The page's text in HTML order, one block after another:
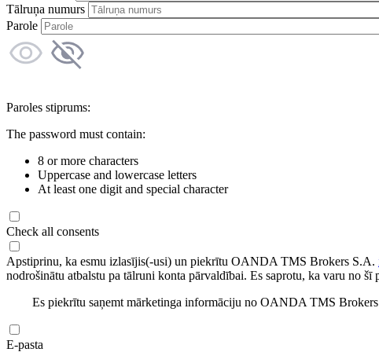
Tālruņa numurs
Parole
Paroles stiprums:
The password must contain:
8 or more characters
Uppercase and lowercase letters
At least one digit and special character
Check all consents
Apstiprinu, ka esmu izlasījis(-usi) un piekrītu OANDA TMS Brokers S.A.
nodrošinātu atbalstu pa tālruni konta pārvaldībai. Es saprotu, ka varu no šī
Es piekrītu saņemt mārketinga informāciju no OANDA TMS
E-pasta